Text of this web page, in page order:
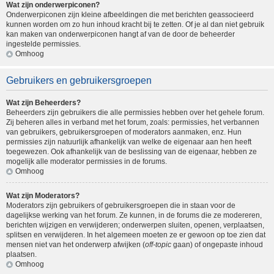
Wat zijn onderwerpiconen?
Onderwerpiconen zijn kleine afbeeldingen die met berichten geassocieerd
kunnen worden om zo hun inhoud kracht bij te zetten. Of je al dan niet gebruik
kan maken van onderwerpiconen hangt af van de door de beheerder
ingestelde permissies.
Omhoog
Gebruikers en gebruikersgroepen
Wat zijn Beheerders?
Beheerders zijn gebruikers die alle permissies hebben over het gehele forum.
Zij beheren alles in verband met het forum, zoals: permissies, het verbannen
van gebruikers, gebruikersgroepen of moderators aanmaken, enz. Hun
permissies zijn natuurlijk afhankelijk van welke de eigenaar aan hen heeft
toegewezen. Ook afhankelijk van de beslissing van de eigenaar, hebben ze
mogelijk alle moderator permissies in de forums.
Omhoog
Wat zijn Moderators?
Moderators zijn gebruikers of gebruikersgroepen die in staan voor de
dagelijkse werking van het forum. Ze kunnen, in de forums die ze modereren,
berichten wijzigen en verwijderen; onderwerpen sluiten, openen, verplaatsen,
splitsen en verwijderen. In het algemeen moeten ze er gewoon op toe zien dat
mensen niet van het onderwerp afwijken (off-topic gaan) of ongepaste inhoud
plaatsen.
Omhoog